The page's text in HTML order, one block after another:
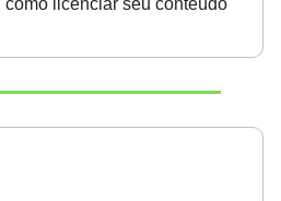
licenciar seu conteúdo